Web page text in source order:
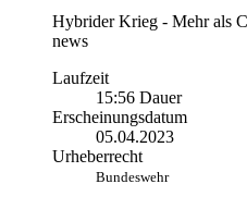
Hybrider Krieg - Mehr als
news
Laufzeit
15:56 Dauer
Erscheinungsdatum
05.04.2023
Urheberrecht
Bundeswehr